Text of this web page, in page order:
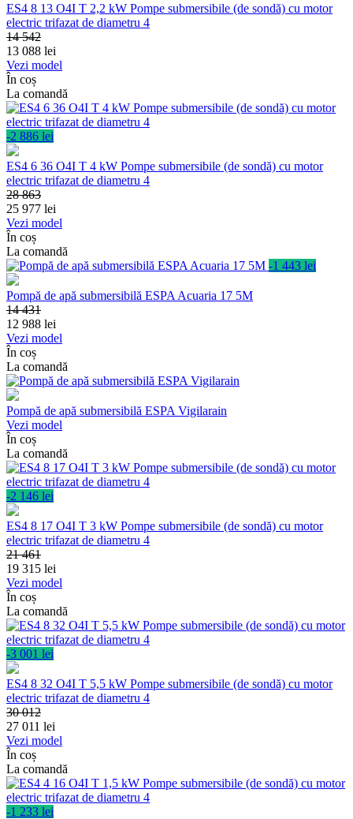
ES4 8 13 O4I T 2,2 kW Pompe submersibile (de sondă) cu motor
electric trifazat de diametru 4
14 542
13 088 lei
Vezi model
În coș
La comandă
-2 886 lei
ES4 6 36 O4I T 4 kW Pompe submersibile (de sondă) cu motor
electric trifazat de diametru 4
28 863
25 977 lei
Vezi model
În coș
La comandă
-1 443 lei
Pompă de apă submersibilă ESPA Acuaria 17 5M
14 431
12 988 lei
Vezi model
În coș
La comandă
Pompă de apă submersibilă ESPA Vigilarain
Vezi model
În coș
La comandă
-2 146 lei
ES4 8 17 O4I T 3 kW Pompe submersibile (de sondă) cu motor
electric trifazat de diametru 4
21 461
19 315 lei
Vezi model
În coș
La comandă
-3 001 lei
ES4 8 32 O4I T 5,5 kW Pompe submersibile (de sondă) cu motor
electric trifazat de diametru 4
30 012
27 011 lei
Vezi model
În coș
La comandă
-1 233 lei